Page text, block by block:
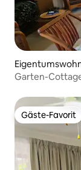
Garten-
Gäste-Favorit
Gäste-Favorit